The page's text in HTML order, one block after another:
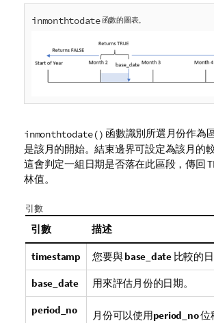
inmonthtodate函數的圖表。
inmonthtodate() 函數識別所選月份作為
是該月的開始。結束邊界可設定為該月的
這會判定一組日期是否落在此區段，傳回
林值。
引數
引數 描述
timestamp 您要與base_date比較的日
base_date 用來評估月份的日期。
period_no 月份可以使用period_no位